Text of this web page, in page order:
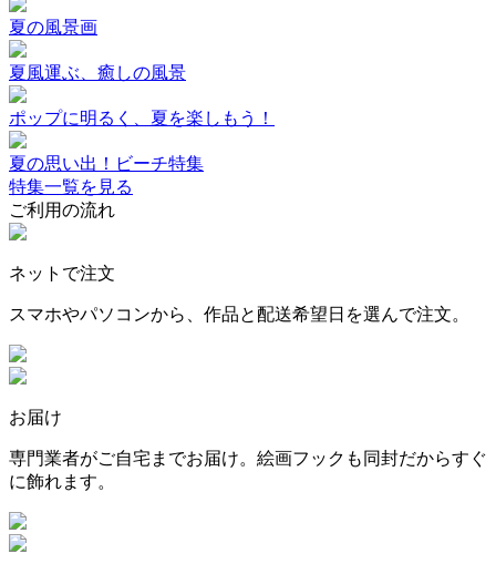
夏の風景画
夏風運ぶ、癒しの風景
ポップに明るく、夏を楽しもう！
夏の思い出！ビーチ特集
特集一覧を見る
ご利用の流れ
ネットで注文
スマホやパソコンから、作品と配送希望日を選んで注文。
お届け
専門業者がご自宅までお届け。絵画フックも同封だからすぐ
に飾れます。